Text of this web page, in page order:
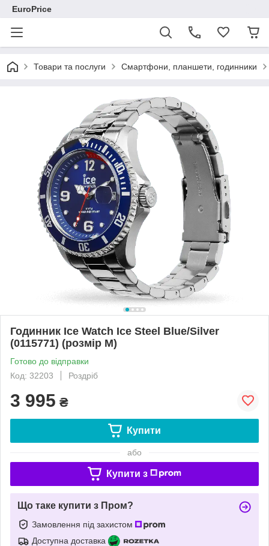
EuroPrice
Товари та послуги Смартфони, планшети, годинники
Годинник Ice Watch Ice Steel Blue/Silver
(0115771) (розмір M)
Готово до відправки
Код: 32203
Роздріб
3 995 ₴
Купити
або
Купити з
Що таке купити з Пром?
Замовлення під захистом
Доступна доставка